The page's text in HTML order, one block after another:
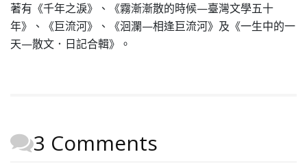
著有《千年之淚》、《霧漸漸散的時候—臺灣文學五十
年》、《巨流河》、《洄瀾—相逢巨流河》及《一生中的一
天—散文．日記合輯》。
3 Comments